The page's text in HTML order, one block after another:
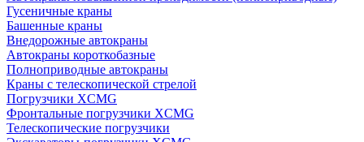
Гусеничные краны
Башенные краны
Внедорожные автокраны
Автокраны короткобазные
Полноприводные автокраны
Краны с телескопической стрелой
Погрузчики XCMG
Фронтальные погрузчики XCMG
Телескопические погрузчики